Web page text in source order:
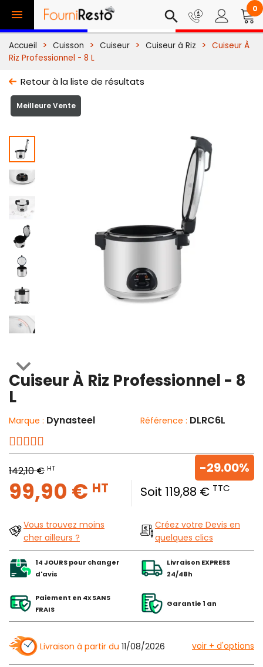
 search 0
Accueil Cuisson Cuiseur Cuiseur à Riz
Cuiseur À
Riz Professionnel - 8 L
Retour à la liste de résultats
Meilleure Vente

Cuiseur À Riz Professionnel - 8
L
Marque : Dynasteel Référence : DLRC6L
142,10 € HT
99,90 € HT Soit 119,88 € TTC
-29.00%
Vous trouvez moins
cher ailleurs ?
Créez votre Devis en
quelques clics
14 JOURS pour changer
d'avis
Livraison EXPRESS
24/48h
Paiement en 4x SANS
FRAIS
Garantie 1 an
Livraison à partir du 11/08/2026 voir + d'options